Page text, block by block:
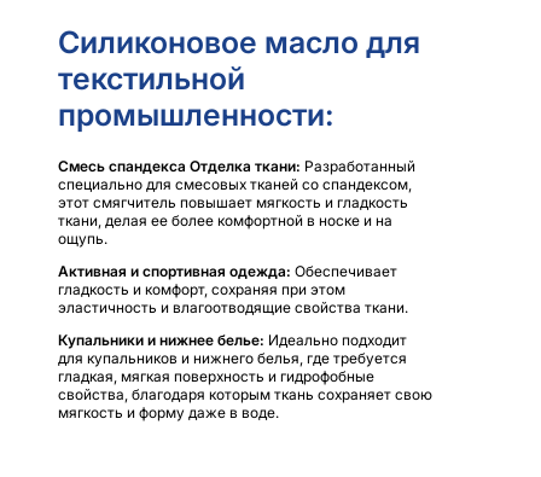
Силиконовое масло для
текстильной
промышленности:
Смесь спандекса Отделка ткани: Разработанный
специально для смесовых тканей со спандексом,
этот смягчитель повышает мягкость и гладкость
ткани, делая ее более комфортной в носке и на
ощупь.
Активная и спортивная одежда: Обеспечивает
гладкость и комфорт, сохраняя при этом
эластичность и влагоотводящие свойства ткани.
Купальники и нижнее белье: Идеально подходит
для купальников и нижнего белья, где требуется
гладкая, мягкая поверхность и гидрофобные
свойства, благодаря которым ткань сохраняет свою
мягкость и форму даже в воде.